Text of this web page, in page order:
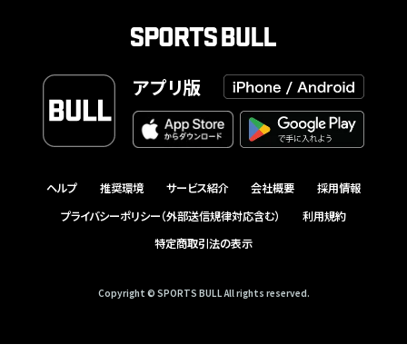
アプリ版
ヘルプ 推奨環境 サービス紹介 会社概要
採用情報
プライバシーポリシー（外部送信規律対応含む）
利用規約
特定商取引法の表示
Copyright © SPORTS BULL All rights reserved.